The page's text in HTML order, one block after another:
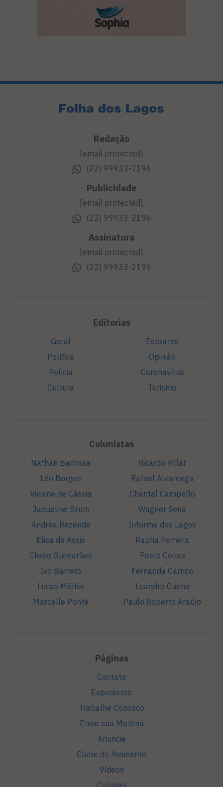
Redação
[email protected]
(22) 99933-2196
Publicidade
[email protected]
(22) 99933-2196
Assinatura
[email protected]
(22) 99933-2196
Editorias
Geral
Política
Polícia
Cultura
Esportes
Opinião
Coronavírus
Turismo
Colunistas
Nathan Barbosa
Léo Borges
Viviane de Cássia
Jaqueline Brum
Andréa Rezende
Elisa de Assis
Clesio Guimarães
Ivo Barreto
Lucas Müller
Marcelle Ponté
Ricardo Villar
Rafael Alvarenga
Chantal Campello
Wagner Sena
Informe dos Lagos
Rapha Ferreira
Paulo Cotias
Fernanda Carriço
Leandro Cunha
Paulo Roberto Araújo
Páginas
Contato
Expediente
Trabalhe Conosco
Envie sua Matéria
Anuncie
Clube do Assinante
Vídeos
Colunas